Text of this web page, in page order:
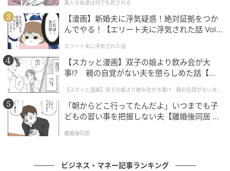
き、その解凍パスワードを伝える3通目のメールも自動
で送ることができます。
暗号化から送信、パスワード通知までが自動で完結す
るため、情報漏えいリスクを抑えながら配布の手間を
省けます。
対応環境とオプション機能
美人な友達は何でも許される
【漫画】新婚夫に浮気疑惑！絶対証拠をつか
んでやる！【エリート夫に浮気された話 Vol.
エリート夫に浮気された話
【スカッと漫画】双子の娘より飲み会が大
事!? 親の自覚がない夫を懲らしめた話【第1
【スカッと漫画】双子の娘より飲み会が大事!? 親の自覚がない夫を
懲らしめた話
「朝からどこ行ってたんだよ」いつまでも子
どもの習い事を把握しない夫【離婚後同居 Vo
離婚後同居
ビジネス・マネー記事ランキング